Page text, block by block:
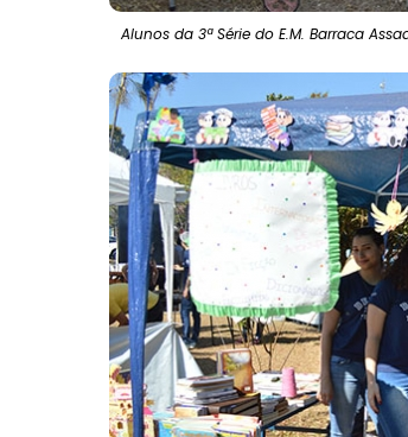
Alunos da 3ª Série do E.M. Barraca